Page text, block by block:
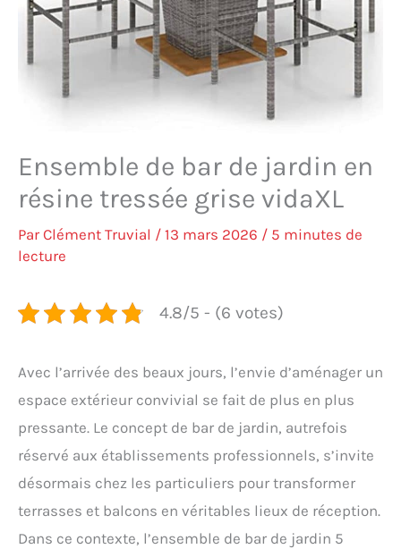
Ensemble de bar de jardin en
résine tressée grise vidaXL
Par Clément Truvial / 13 mars 2026 / 5 minutes de
lecture
4.8/5 - (6 votes)
Avec l’arrivée des beaux jours, l’envie d’aménager un
espace extérieur convivial se fait de plus en plus
pressante. Le concept de bar de jardin, autrefois
réservé aux établissements professionnels, s’invite
désormais chez les particuliers pour transformer
terrasses et balcons en véritables lieux de réception.
Dans ce contexte, l’ensemble de bar de jardin 5